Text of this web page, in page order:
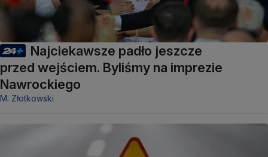
Najciekawsze padło jeszcze
przed wejściem. Byliśmy na imprezie
Nawrockiego
M. Złotkowski